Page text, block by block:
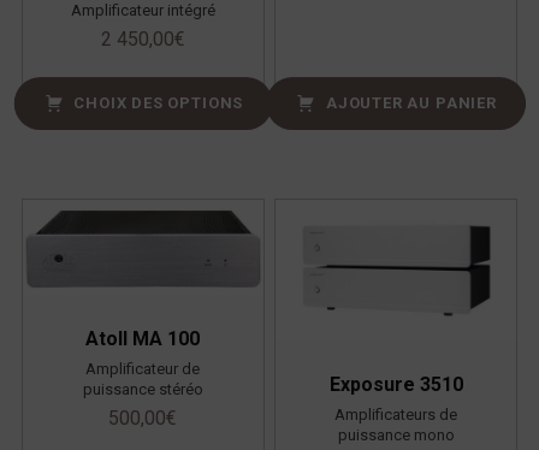
Amplificateur intégré
2 450,00€
CHOIX DES OPTIONS AJOUTER AU PANIER
Atoll MA 100
Amplificateur de
puissance stéréo
500,00€
Exposure 3510
Amplificateurs de
puissance mono